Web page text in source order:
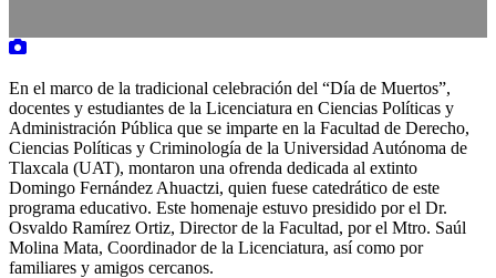
En el marco de la tradicional celebración del “Día de Muertos”,
docentes y estudiantes de la Licenciatura en Ciencias Políticas y
Administración Pública que se imparte en la Facultad de Derecho,
Ciencias Políticas y Criminología de la Universidad Autónoma de
Tlaxcala (UAT), montaron una ofrenda dedicada al extinto
Domingo Fernández Ahuactzi, quien fuese catedrático de este
programa educativo. Este homenaje estuvo presidido por el Dr.
Osvaldo Ramírez Ortiz, Director de la Facultad, por el Mtro. Saúl
Molina Mata, Coordinador de la Licenciatura, así como por
familiares y amigos cercanos.